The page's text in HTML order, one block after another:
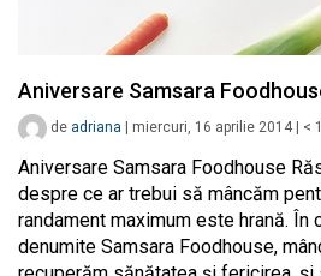
Aniversare Samsara
de adriana miercuri, 16 aprilie 2014 < 1
Aniversare Samsara Foodhouse
despre ce ar trebui să mâncăm
randament maximum este hrană. În
denumite Samsara Foodhouse,